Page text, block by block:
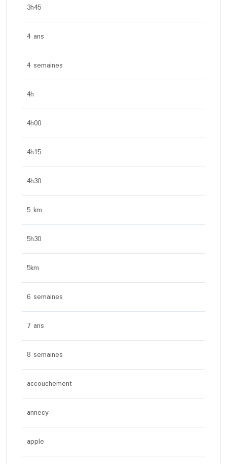
3h45
4 ans
4 semaines
4h
4h00
4h15
4h30
5 km
5h30
5km
6 semaines
7 ans
8 semaines
accouchement
annecy
apple